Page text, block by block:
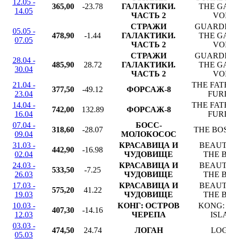
12.05 -
14.05
365,00 -23.78
ГАЛАКТИКИ.
ЧАСТЬ 2
THE
05.05 -
07.05
478,90 -1.44
СТРАЖИ
ГАЛАКТИКИ.
ЧАСТЬ 2
THE
28.04 -
30.04
485,90 28.72
СТРАЖИ
ГАЛАКТИКИ.
ЧАСТЬ 2
THE
21.04 -
23.04
377,50 -49.12 ФОРСАЖ-8
THE
14.04 -
16.04
742,00 132.89 ФОРСАЖ-8
THE
07.04 -
09.04
318,60 -28.07
БОСС-
МОЛОКОСОС
THE
31.03 -
02.04
442,90 -16.98
КРАСАВИЦА И
ЧУДОВИЩЕ
THE
24.03 -
26.03
533,50 -7.25
КРАСАВИЦА И
ЧУДОВИЩЕ
THE
17.03 -
19.03
575,20 41.22
КРАСАВИЦА И
ЧУДОВИЩЕ
THE
10.03 -
12.03
407,30 -14.16
КОНГ: ОСТРОВ
ЧЕРЕПА
03.03 -
05.03
474,50 24.74 ЛОГАН